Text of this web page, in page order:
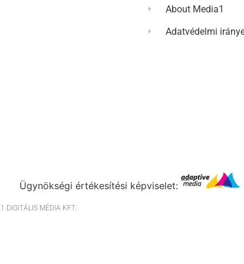
About Media1
Adatvédelmi
Ügynökségi értékesítési képviselet:
DIGITÁLIS MÉDIA KFT.